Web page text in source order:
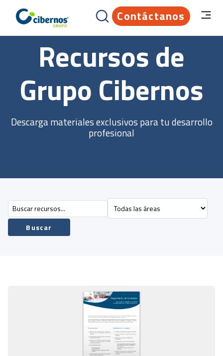
Contáctanos
Recursos de
Grupo Cibernos
Descarga materiales exclusivos para tu desarrollo
profesional
Buscar